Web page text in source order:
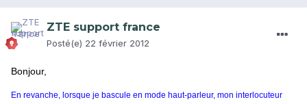
ZTE support france
Posté(e) 22 février 2012
Bonjour,
En revanche, lorsque je bascule en mode haut-parleur, mon interlocuteur